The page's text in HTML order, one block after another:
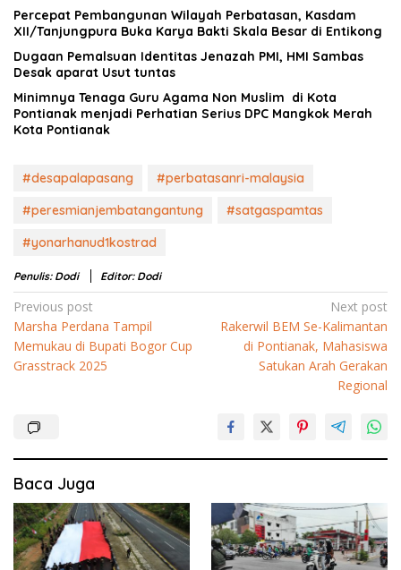
Percepat Pembangunan Wilayah Perbatasan, Kasdam
XII/Tanjungpura Buka Karya Bakti Skala Besar di Entikong
Dugaan Pemalsuan Identitas Jenazah PMI, HMI Sambas
Desak aparat Usut tuntas
Minimnya Tenaga Guru Agama Non Muslim di Kota
Pontianak menjadi Perhatian Serius DPC Mangkok Merah
Kota Pontianak
#desapalapasang
#perbatasanri-malaysia
#peresmianjembatangantung
#satgaspamtas
#yonarhanud1kostrad
Penulis: Dodi Editor: Dodi
Navigasi
pos
Previous post
Marsha Perdana Tampil
Memukau di Bupati Bogor Cup
Grasstrack 2025
Next post
Rakerwil BEM Se-Kalimantan
di Pontianak, Mahasiswa
Satukan Arah Gerakan
Regional
Baca Juga